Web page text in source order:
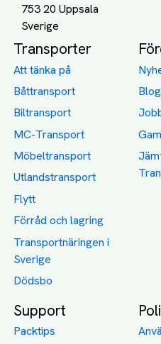
753 20 Uppsala
Transporter
Att tänka på
Båttransport
Biltransport
MC-Transport
Möbeltransport
Utlandstransport
Flytt
Förråd och lagring
Transportnäringen i
Sverige
Dödsbo
Support
Packtips